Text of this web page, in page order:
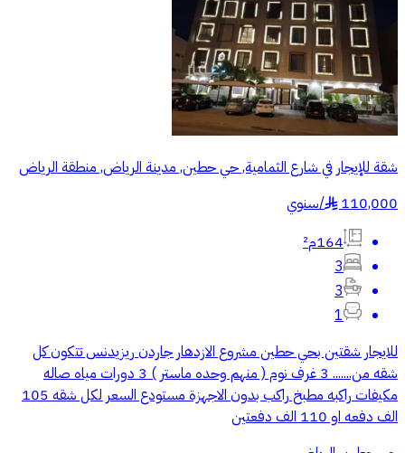
شقة للإيجار في شارع الثمامية, حي حطين, مدينة الرياض, منطقة الرياض
110,000
§
/سنوي
164م²
3
3
1
للايجار شقتين بحي حطين مشروع الازدهار جاردن ريزيدنس تتكون كل
شقه من....... 3 غرف نوم ( منهم وحده ماستر ) 3 دورات مياه صاله
مكيفات راكبه مطبخ راكب بدون الاجهزة مستودع السعر لكل شقه 105
الف دفعه او 110 الف دفعتين